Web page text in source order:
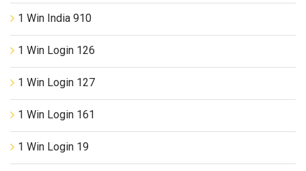
1 Win India 910
1 Win Login 126
1 Win Login 127
1 Win Login 161
1 Win Login 19